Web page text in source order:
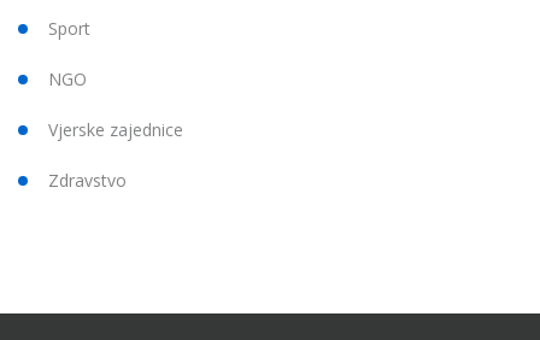
Sport
NGO
Vjerske zajednice
Zdravstvo